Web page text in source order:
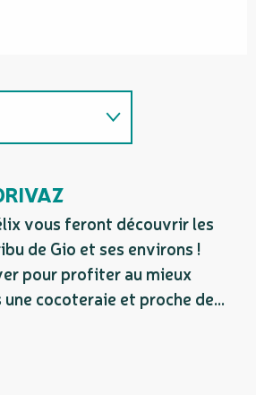
vous feront découvrir les
de Gio et ses environs !
pour profiter au mieux
une cocoteraie et proche de...